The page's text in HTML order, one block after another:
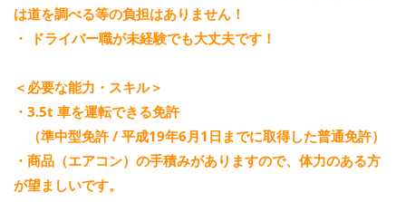
は道を調べる等の負担はありません！
・ ドライバー職が未経験でも大丈夫です！
＜必要な能力・スキル＞
・3.5t 車を運転できる免許
（準中型免許 / 平成19年6月1日までに取得した普通免許）
・商品（エアコン）の手積みがありますので、体力のある方
が望ましいです。